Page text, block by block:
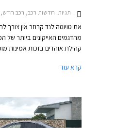
תגיות: חדשות רכב, רכב חדש, פנאי שטח, טויוטה, טויוטה
את טויוטה לנד קרוזר אין צורך
מהדגמים האייקונים ביותר של
קהילת אוהדים בזכות אמינות
בישראל הוא נהנה גם מביקוש
במושגי רכב, אך מציג נתוני
מחירו היקר.
קרא עוד